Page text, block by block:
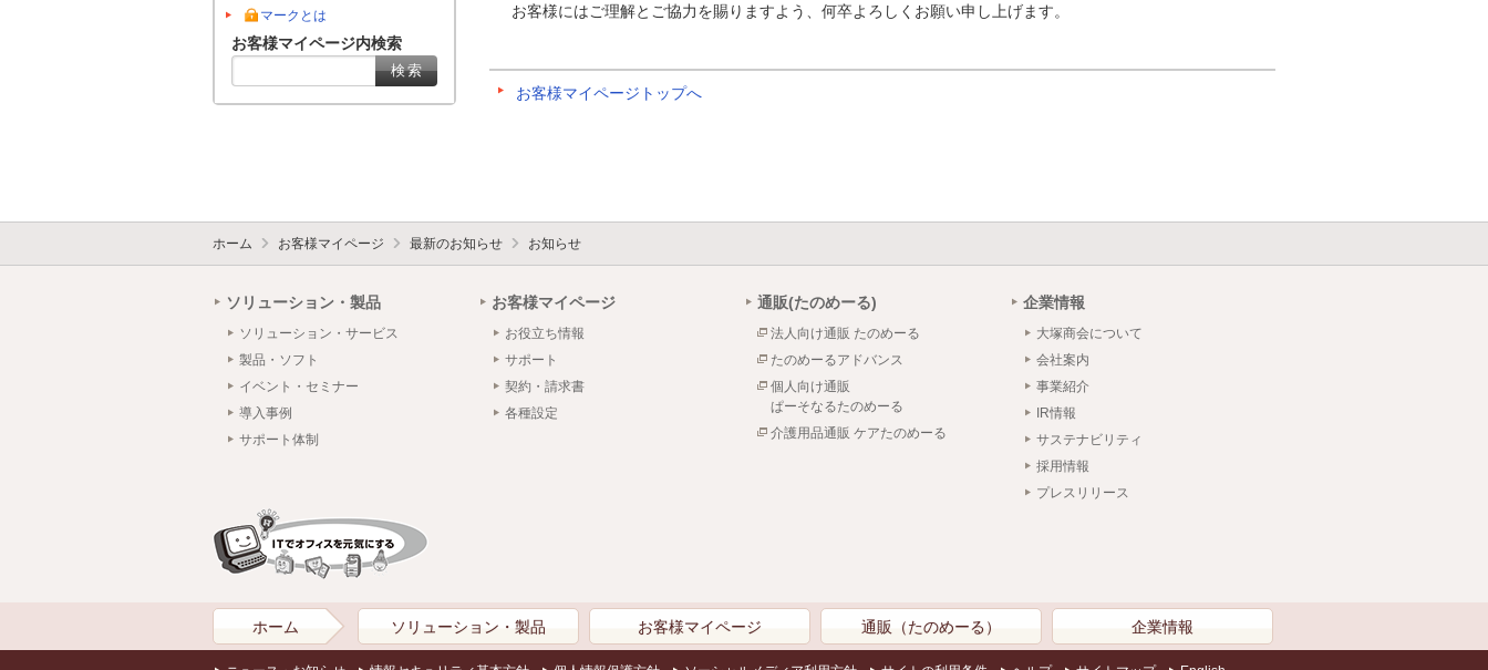
お客様にはご理解とご協力を賜りますよう、何卒よろしくお願い申し上げます。
お客様マイページトップへ
マークとは
お客様マイページ内検索
ホーム お客様マイページ 最新のお知らせ お知らせ
ソリューション・製品
ソリューション・サービス
製品・ソフト
イベント・セミナー
導入事例
サポート体制
お客様マイページ
お役立ち情報
サポート
契約・請求書
各種設定
通販(たのめーる)
法人向け通販 たのめーる
たのめーるアドバンス
個人向け通販
ぱーそなるたのめーる
介護用品通販 ケアたのめーる
企業情報
大塚商会について
会社案内
事業紹介
IR情報
サステナビリティ
採用情報
プレスリリース
ホーム ソリューション・製品 お客様マイページ 通販（たのめーる） 企業情報